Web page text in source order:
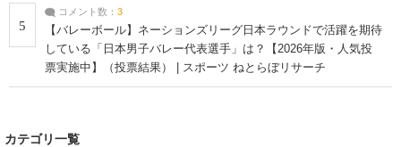
5
コメント数： 3
【バレーボール】ネーションズリーグ日本ラウンドで活躍を期待
している「日本男子バレー代表選手」は？【2026年版・人気投
票実施中】（投票結果） | スポーツ ねとらぼリサーチ
カテゴリ一覧